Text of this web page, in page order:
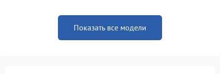
Показать все модели